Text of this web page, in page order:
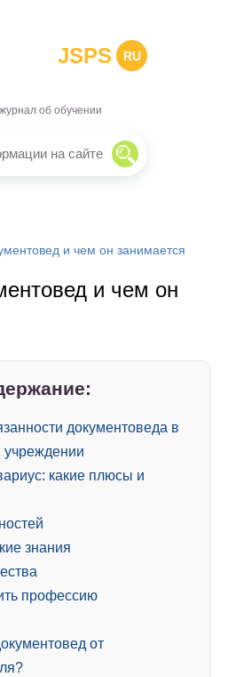
JSPS RU
об обучении
и чем он занимается
и чем он
документоведа в
учреждении
какие плюсы и
знания
профессию
от